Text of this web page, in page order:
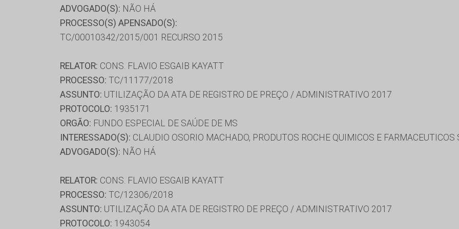
ADVOGADO(S): NÃO HÁ
PROCESSO(S) APENSADO(S):
TC/00010342/2015/001 RECURSO 2015
RELATOR: CONS. FLAVIO ESGAIB KAYATT
PROCESSO: TC/11177/2018
ASSUNTO: UTILIZAÇÃO DA ATA DE REGISTRO DE PREÇO / ADMINISTRATIVO 2017
PROTOCOLO: 1935171
ORGÃO: FUNDO ESPECIAL DE SAÚDE DE MS
INTERESSADO(S): CLAUDIO OSORIO MACHADO, PRODUTOS ROCHE QUIMICOS E FARMACEUTICOS
ADVOGADO(S): NÃO HÁ
RELATOR: CONS. FLAVIO ESGAIB KAYATT
PROCESSO: TC/12306/2018
ASSUNTO: UTILIZAÇÃO DA ATA DE REGISTRO DE PREÇO / ADMINISTRATIVO 2017
PROTOCOLO: 1943054